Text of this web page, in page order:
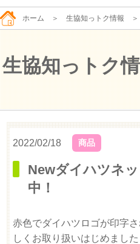
ホーム ＞ 生協知っトク情報 ＞
生協知っトク
2022/02/18 商品
Newダイハツネ
中！
赤色でダイハツロゴが印字
しくお取り扱いはじめました